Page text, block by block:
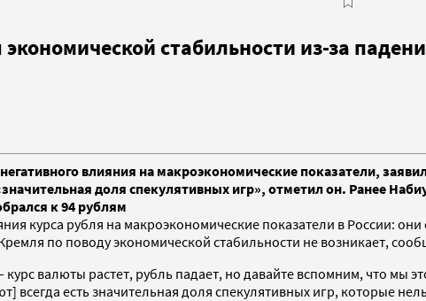
стабильности из-за
влияния на макроэкономические показатели,
доля спекулятивных игр», отметил он. Ранее
к 94 рублям
курса рубля на макроэкономические показатели в России:
по поводу экономической стабильности не возникает,
валюты растет, рубль падает, но давайте вспомним, что мы
всегда есть значительная доля спекулятивных игр, которые